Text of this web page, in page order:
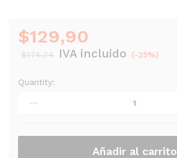
$129,90
$174,24 IVA incluido (-25%)
CONTROLADOR
XDJ
Quantity:
Añadir al carrito